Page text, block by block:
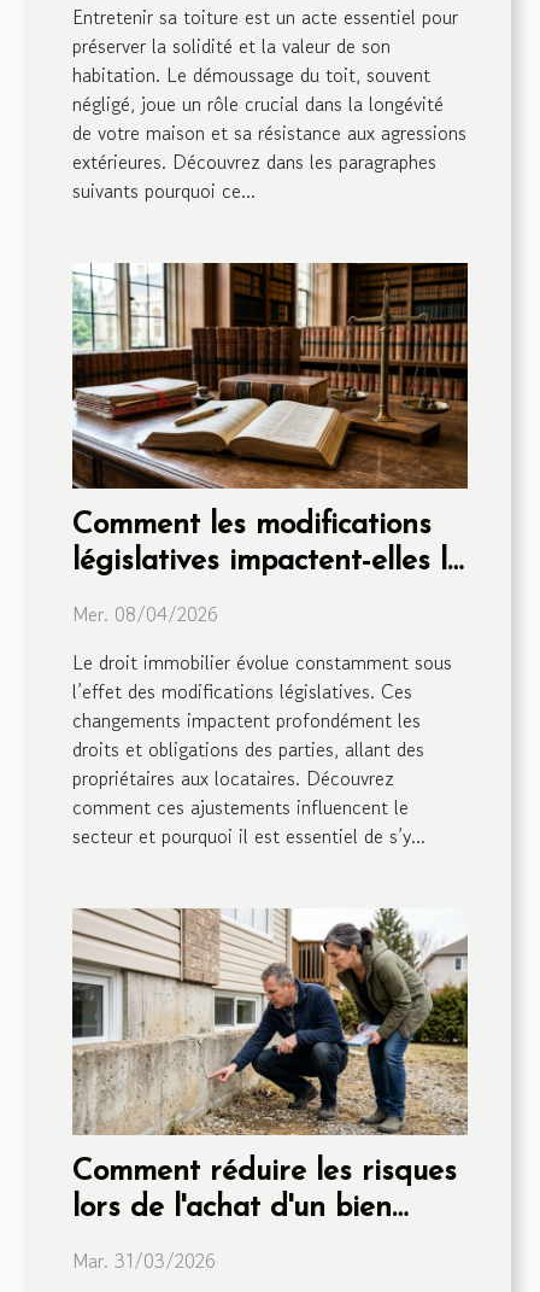
Entretenir sa toiture est un acte essentiel pour
préserver la solidité et la valeur de son
habitation. Le démoussage du toit, souvent
négligé, joue un rôle crucial dans la longévité
de votre maison et sa résistance aux agressions
extérieures. Découvrez dans les paragraphes
suivants pourquoi ce...
Comment les modifications
législatives impactent-elles le
droit immobilier ?
Mer. 08/04/2026
Le droit immobilier évolue constamment sous
l’effet des modifications législatives. Ces
changements impactent profondément les
droits et obligations des parties, allant des
propriétaires aux locataires. Découvrez
comment ces ajustements influencent le
secteur et pourquoi il est essentiel de s’y...
Comment réduire les risques
lors de l'achat d'un bien
Mar. 31/03/2026